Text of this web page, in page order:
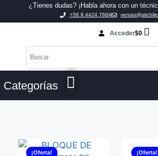
¿Tienes dudas? ¡Habla ahora con un
+56 9 4424 7684
Acceder$0
Categorías
¡Oferta! ¡Oferta!